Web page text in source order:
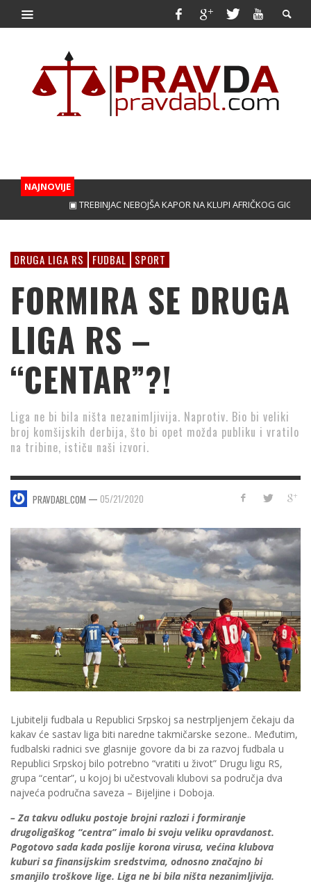
NAJNOVIJE
▣ TREBINJAC NEBOJŠA KAPOR NA KLUPI AFRIČKOG GIGANTA!
DRUGA LIGA RS FUDBAL SPORT
FORMIRA SE DRUGA
LIGA RS –
“CENTAR”?!
Liga ne bi bila ništa nezanimljivija. Naprotiv. Bio bi veliki
broj komšijskih derbija, što bi opet možda publiku i vratilo
na tribine, ističu naši izvori.
PRAVDABL.COM — 05/21/2020
Ljubitelji fudbala u Republici Srpskoj sa nestrpljenjem čekaju da
kakav će sastav liga biti naredne takmičarske sezone.. Međutim,
fudbalski radnici sve glasnije govore da bi za razvoj fudbala u
Republici Srpskoj bilo potrebno “vratiti u život” Drugu ligu RS,
grupa “centar”, u kojoj bi učestvovali klubovi sa područja dva
najveća područna saveza – Bijeljine i Doboja.
– Za takvu odluku postoje brojni razlozi i formiranje
drugoligaškog “centra” imalo bi svoju veliku opravdanost.
Pogotovo sada kada poslije korona virusa, većina klubova
kuburi sa finansijskim sredstvima, odnosno značajno bi
smanjilo troškove lige. Liga ne bi bila ništa nezanimljivija.